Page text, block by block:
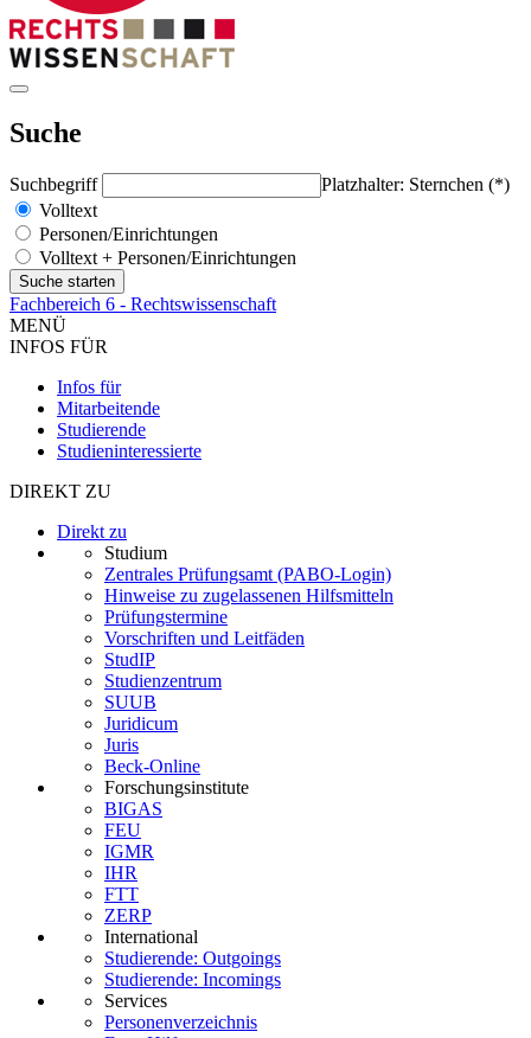
Suche
Suchbegriff
Platzhalter: Sternchen (*)
Volltext
Personen/Einrichtungen
Volltext + Personen/Einrichtungen
Fachbereich 6 - Rechtswissenschaft
MENÜ
INFOS FÜR
Infos für
Mitarbeitende
Studierende
Studieninteressierte
DIREKT ZU
Direkt zu
Studium
Zentrales Prüfungsamt (PABO-Login)
Hinweise zu zugelassenen Hilfsmitteln
Prüfungstermine
Vorschriften und Leitfäden
StudIP
Studienzentrum
SUUB
Juridicum
Juris
Beck-Online
Forschungsinstitute
BIGAS
FEU
IGMR
IHR
FTT
ZERP
International
Studierende: Outgoings
Studierende: Incomings
Services
Personenverzeichnis